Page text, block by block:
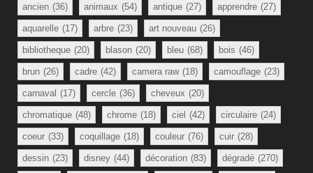
ancien (36) animaux (54) antique (27) apprendre (27)
aquarelle (17) arbre (23) art nouveau (26)
bibliotheque (20) blason (20) bleu (68) bois (46)
brun (26) cadre (42) camera raw (18) camouflage (23)
carnaval (17) cercle (36) cheveux (20)
chromatique (48) chrome (18) ciel (42) circulaire (24)
coeur (33) coquillage (18) couleur (76) cuir (28)
dessin (23) disney (44) décoration (83) dégradé (270)